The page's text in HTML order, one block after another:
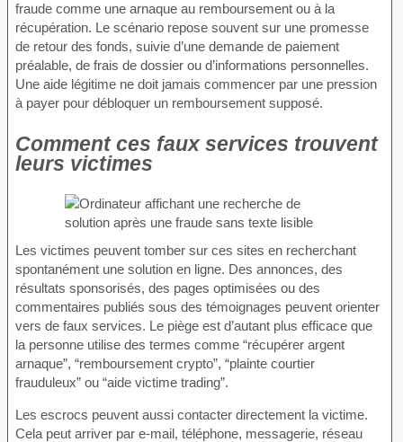
fraude comme une arnaque au remboursement ou à la
récupération. Le scénario repose souvent sur une promesse
de retour des fonds, suivie d’une demande de paiement
préalable, de frais de dossier ou d’informations personnelles.
Une aide légitime ne doit jamais commencer par une pression
à payer pour débloquer un remboursement supposé.
Comment ces faux services trouvent
leurs victimes
Les victimes peuvent tomber sur ces sites en recherchant
spontanément une solution en ligne. Des annonces, des
résultats sponsorisés, des pages optimisées ou des
commentaires publiés sous des témoignages peuvent orienter
vers de faux services. Le piège est d’autant plus efficace que
la personne utilise des termes comme “récupérer argent
arnaque”, “remboursement crypto”, “plainte courtier
frauduleux” ou “aide victime trading”.
Les escrocs peuvent aussi contacter directement la victime.
Cela peut arriver par e-mail, téléphone, messagerie, réseau